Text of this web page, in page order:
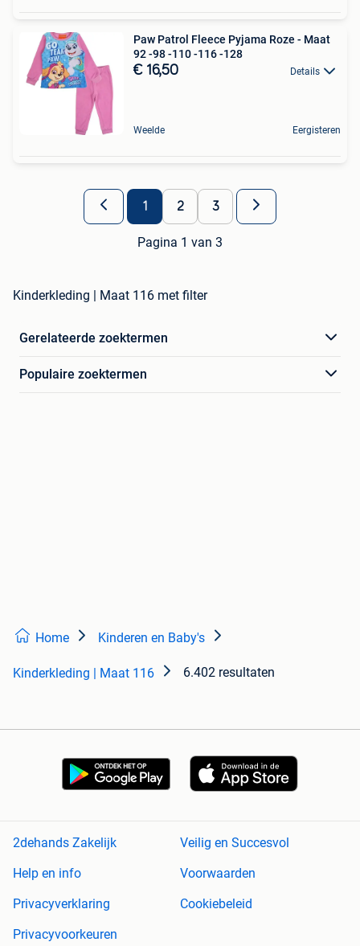
Paw Patrol Fleece Pyjama Roze - Maat
92 -98 -110 -116 -128
€ 16,50 Details
Weelde Eergisteren
1 2 3
Pagina 1 van 3
Kinderkleding | Maat 116 met filter
Gerelateerde zoektermen
Populaire zoektermen
Home Kinderen en Baby's
Kinderkleding | Maat 116 6.402 resultaten
2dehands Zakelijk
Veilig en Succesvol
Help en info
Voorwaarden
Privacyverklaring
Cookiebeleid
Privacyvoorkeuren